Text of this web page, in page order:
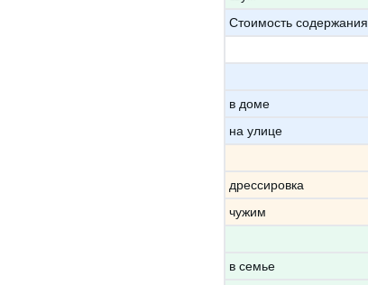
Стоимость содержания
в доме
на улице
дрессировка
чужим
в семье